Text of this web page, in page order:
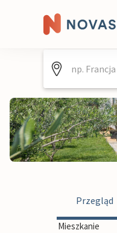
Przegląd
Mieszkanie